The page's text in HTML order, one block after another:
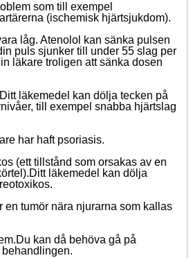
som till exempel
(ischemisk hjärtsjukdom).
låg. Atenolol kan sänka pulsen
puls sjunker till under 55 slag per
läkare troligen att sänka dosen
Ditt läkemedel kan dölja tecken på
till exempel snabba hjärtslag
har haft psoriasis.
(ett tillstånd som orsakas av en
Ditt läkemedel kan dölja
en tumör nära njurarna som kallas
Du kan då behöva gå på